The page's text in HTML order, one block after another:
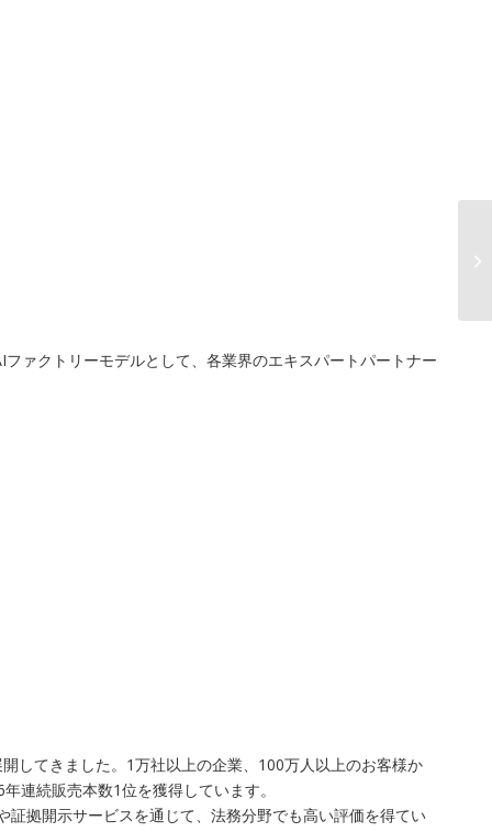
ァクトリーモデルとして、各業界のエキスパートパートナー
してきました。1万社以上の企業、100万人以上のお客様か
連続販売本数1位を獲得しています。
拠開示サービスを通じて、法務分野でも高い評価を得てい